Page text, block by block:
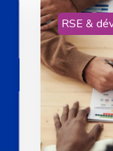
RSE &